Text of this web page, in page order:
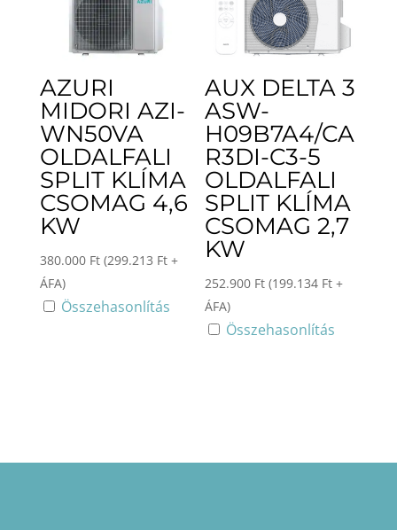
AZURI
MIDORI AZI-
WN50VA
OLDALFALI
SPLIT KLÍMA
CSOMAG 4,6
KW
380.000 Ft (299.213 Ft+
ÁFA)
Összehasonlítás
AUX DELTA 3
ASW-
H09B7A4/CA
R3DI-C3-5
OLDALFALI
SPLIT KLÍMA
CSOMAG 2,7
KW
252.900 Ft (199.134 Ft +
ÁFA)
Összehasonlítás